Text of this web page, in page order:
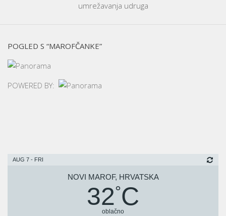
umrežavanja udruga
POGLED S “MAROFČANKE”
POWERED BY:
AUG 7 - FRI
NOVI MAROF, HRVATSKA
32°C
oblačno